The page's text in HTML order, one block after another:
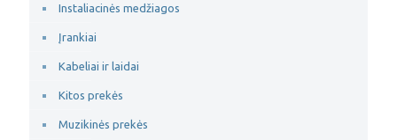
Instaliacinės medžiagos
Įrankiai
Kabeliai ir laidai
Kitos prekės
Muzikinės prekės